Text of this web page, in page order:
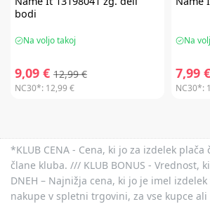
bodi
Na voljo takoj
9,09 € 12,99 €
NC30*: 12,99 €
Na
7,99 €
NC30*:
*KLUB CENA - Cena, ki jo za izdelek
člane kluba. /// KLUB BONUS - Vrednost,
DNEH – Najnižja cena, ki jo je imel
nakupe v spletni trgovini, za vse kupce